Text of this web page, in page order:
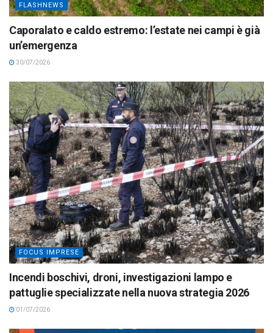
FLASHNEWS
Caporalato e caldo estremo: l’estate nei campi è già
un’emergenza
30/07/2026
FOCUS IMPRESE
Incendi boschivi, droni, investigazioni lampo e
pattuglie specializzate nella nuova strategia 2026
01/07/2026